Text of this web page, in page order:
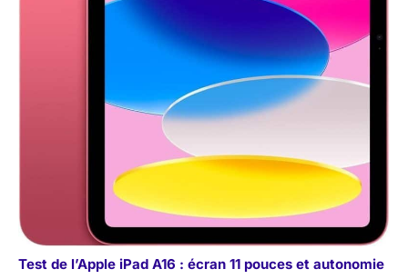
Test de l’Apple iPad A16 : écran 11 pouces et autonomie